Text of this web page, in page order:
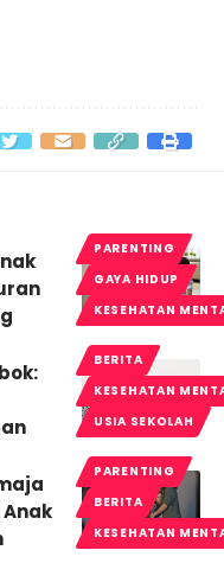
PARENTING
GAYA HIDUP
KESEHATAN
BERITA
KESEHATAN
USIA SEKOLAH
PARENTING
BERITA
KESEHATAN